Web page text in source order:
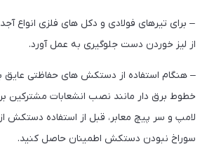
– برای تیرهای فولادی و دکل های فلزی انواع
از لیز خوردن دست جلوگیری به عمل آورد.
– هنگام استفاده از دستکش های حفاظتی عایق
خطوط برق دار مانند نصب انشعابات مشترکین
لامپ و سر پیچ معابر، قبل از استفاده دستکش
سوراخ نبودن دستکش اطمینان حاصل کنید.